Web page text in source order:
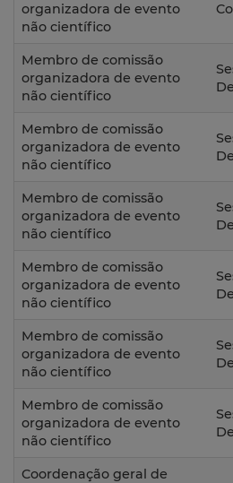
organizadora de evento
não científico
Membro de comissão
organizadora de evento
não científico
Membro de comissão
organizadora de evento
não científico
Membro de comissão
organizadora de evento
não científico
Membro de comissão
organizadora de evento
não científico
Membro de comissão
organizadora de evento
não científico
Membro de comissão
organizadora de evento
não científico
Coordenação geral de